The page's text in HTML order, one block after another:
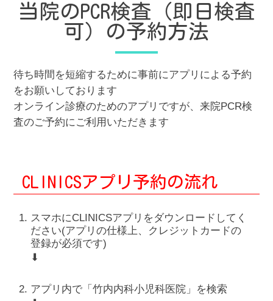
当院のPCR検査（即日検査
可）の予約方法
待ち時間を短縮するために事前にアプリによる予約
をお願いしております
オンライン診療のためのアプリですが、来院PCR検
査のご予約にご利用いただきます
CLINICSアプリ予約の流れ
スマホにCLINICSアプリをダウンロードしてく
ださい(アプリの仕様上、クレジットカードの
登録が必須です)
⬇
アプリ内で「竹内内科小児科医院」を検索